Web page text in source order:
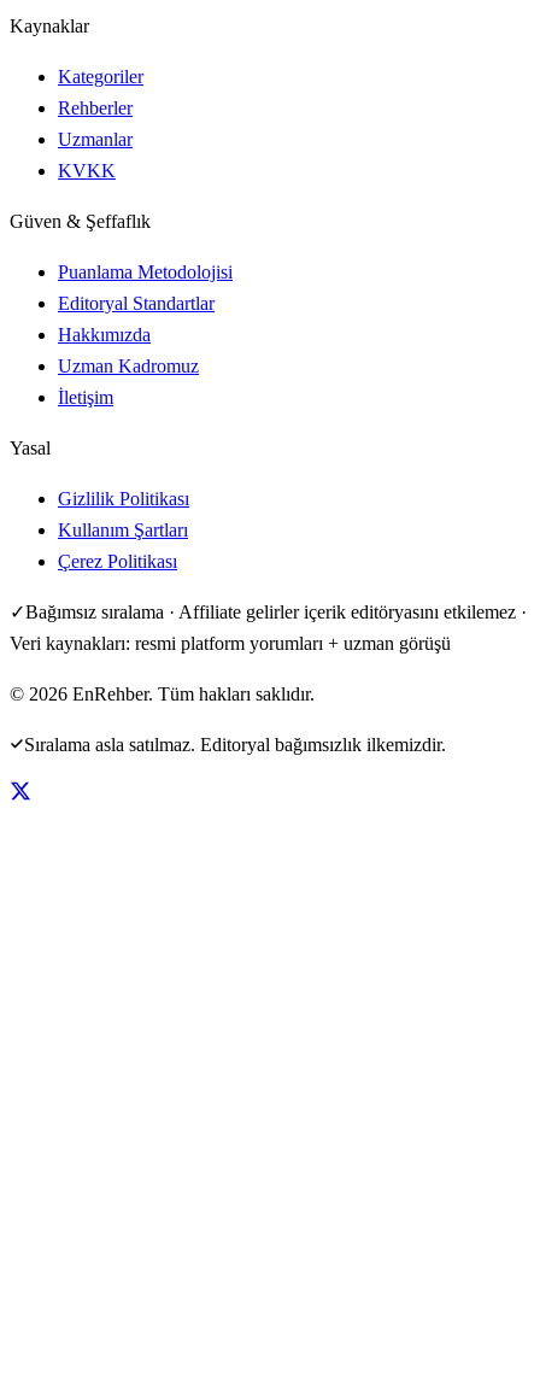
Kaynaklar
Kategoriler
Rehberler
Uzmanlar
KVKK
Güven & Şeffaflık
Puanlama Metodolojisi
Editoryal Standartlar
Hakkımızda
Uzman Kadromuz
İletişim
Yasal
Gizlilik Politikası
Kullanım Şartları
Çerez Politikası
✓Bağımsız sıralama · Affiliate gelirler içerik editöryasını etkilemez ·
Veri kaynakları: resmi platform yorumları + uzman görüşü
© 2026 EnRehber. Tüm hakları saklıdır.
Sıralama asla satılmaz. Editoryal bağımsızlık ilkemizdir.